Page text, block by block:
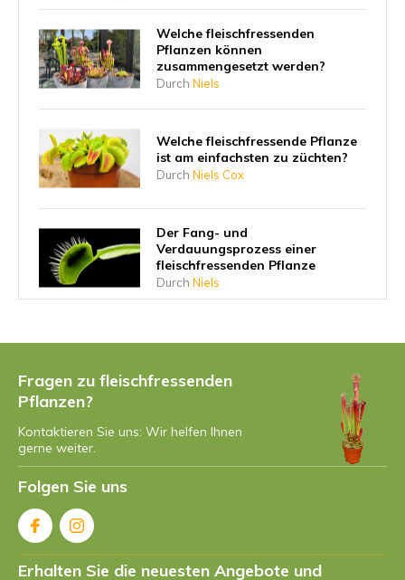
Welche fleischfressenden
Pflanzen können
zusammengesetzt werden?
Durch Niels
Welche fleischfressende Pflanze
ist am einfachsten zu züchten?
Durch Niels Cox
Der Fang- und
Verdauungsprozess einer
fleischfressenden Pflanze
Durch Niels
Pflanzen angefangen, Insekten
DurchNiels
Was ist die größte
fleischfressende Pflanzen?
DurchNiels Cox
Fragen zu fleischfressenden
Pflanzen?
Kontaktieren Sie uns: Wir helfen Ihnen
gerne weiter.
Folgen Sie uns
Erhalten Sie die neuesten Angebote und